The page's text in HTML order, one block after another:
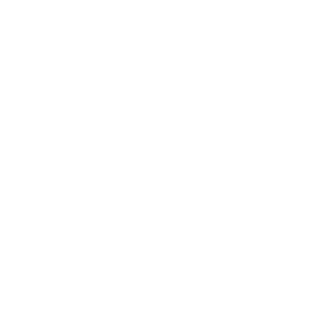
é também um dos
que o Sobreiro tem
como Porco Preto
doméstica, com origem no
muitas décadas foi a base